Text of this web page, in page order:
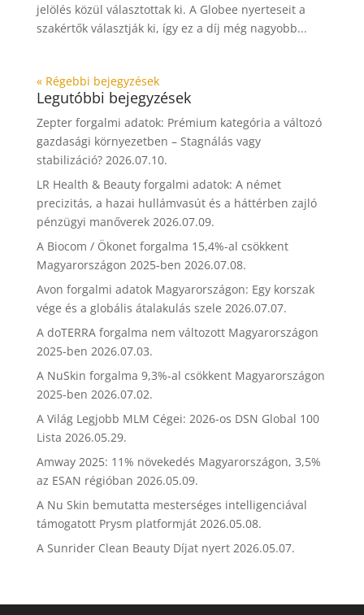
jelölés közül választottak ki. A Globee nyerteseit a
szakértők választják ki, így ez a díj még nagyobb...
« Régebbi bejegyzések
Legutóbbi bejegyzések
Zepter forgalmi adatok: Prémium kategória a változó
gazdasági környezetben – Stagnálás vagy
stabilizáció? 2026.07.10.
LR Health & Beauty forgalmi adatok: A német
precizitás, a hazai hullámvasút és a háttérben zajló
pénzügyi manőverek 2026.07.09.
A Biocom / Ökonet forgalma 15,4%-al csökkent
Magyarországon 2025-ben 2026.07.08.
Avon forgalmi adatok Magyarországon: Egy korszak
vége és a globális átalakulás szele 2026.07.07.
A doTERRA forgalma nem változott Magyarországon
2025-ben 2026.07.03.
A NuSkin forgalma 9,3%-al csökkent Magyarországon
2025-ben 2026.07.02.
A Világ Legjobb MLM Cégei: 2026-os DSN Global 100
Lista 2026.05.29.
Amway 2025: 11% növekedés Magyarországon, 3,5%
az ESAN régióban 2026.05.09.
A Nu Skin bemutatta mesterséges intelligenciával
támogatott Prysm platformját 2026.05.08.
A Sunrider Clean Beauty Díjat nyert 2026.05.07.